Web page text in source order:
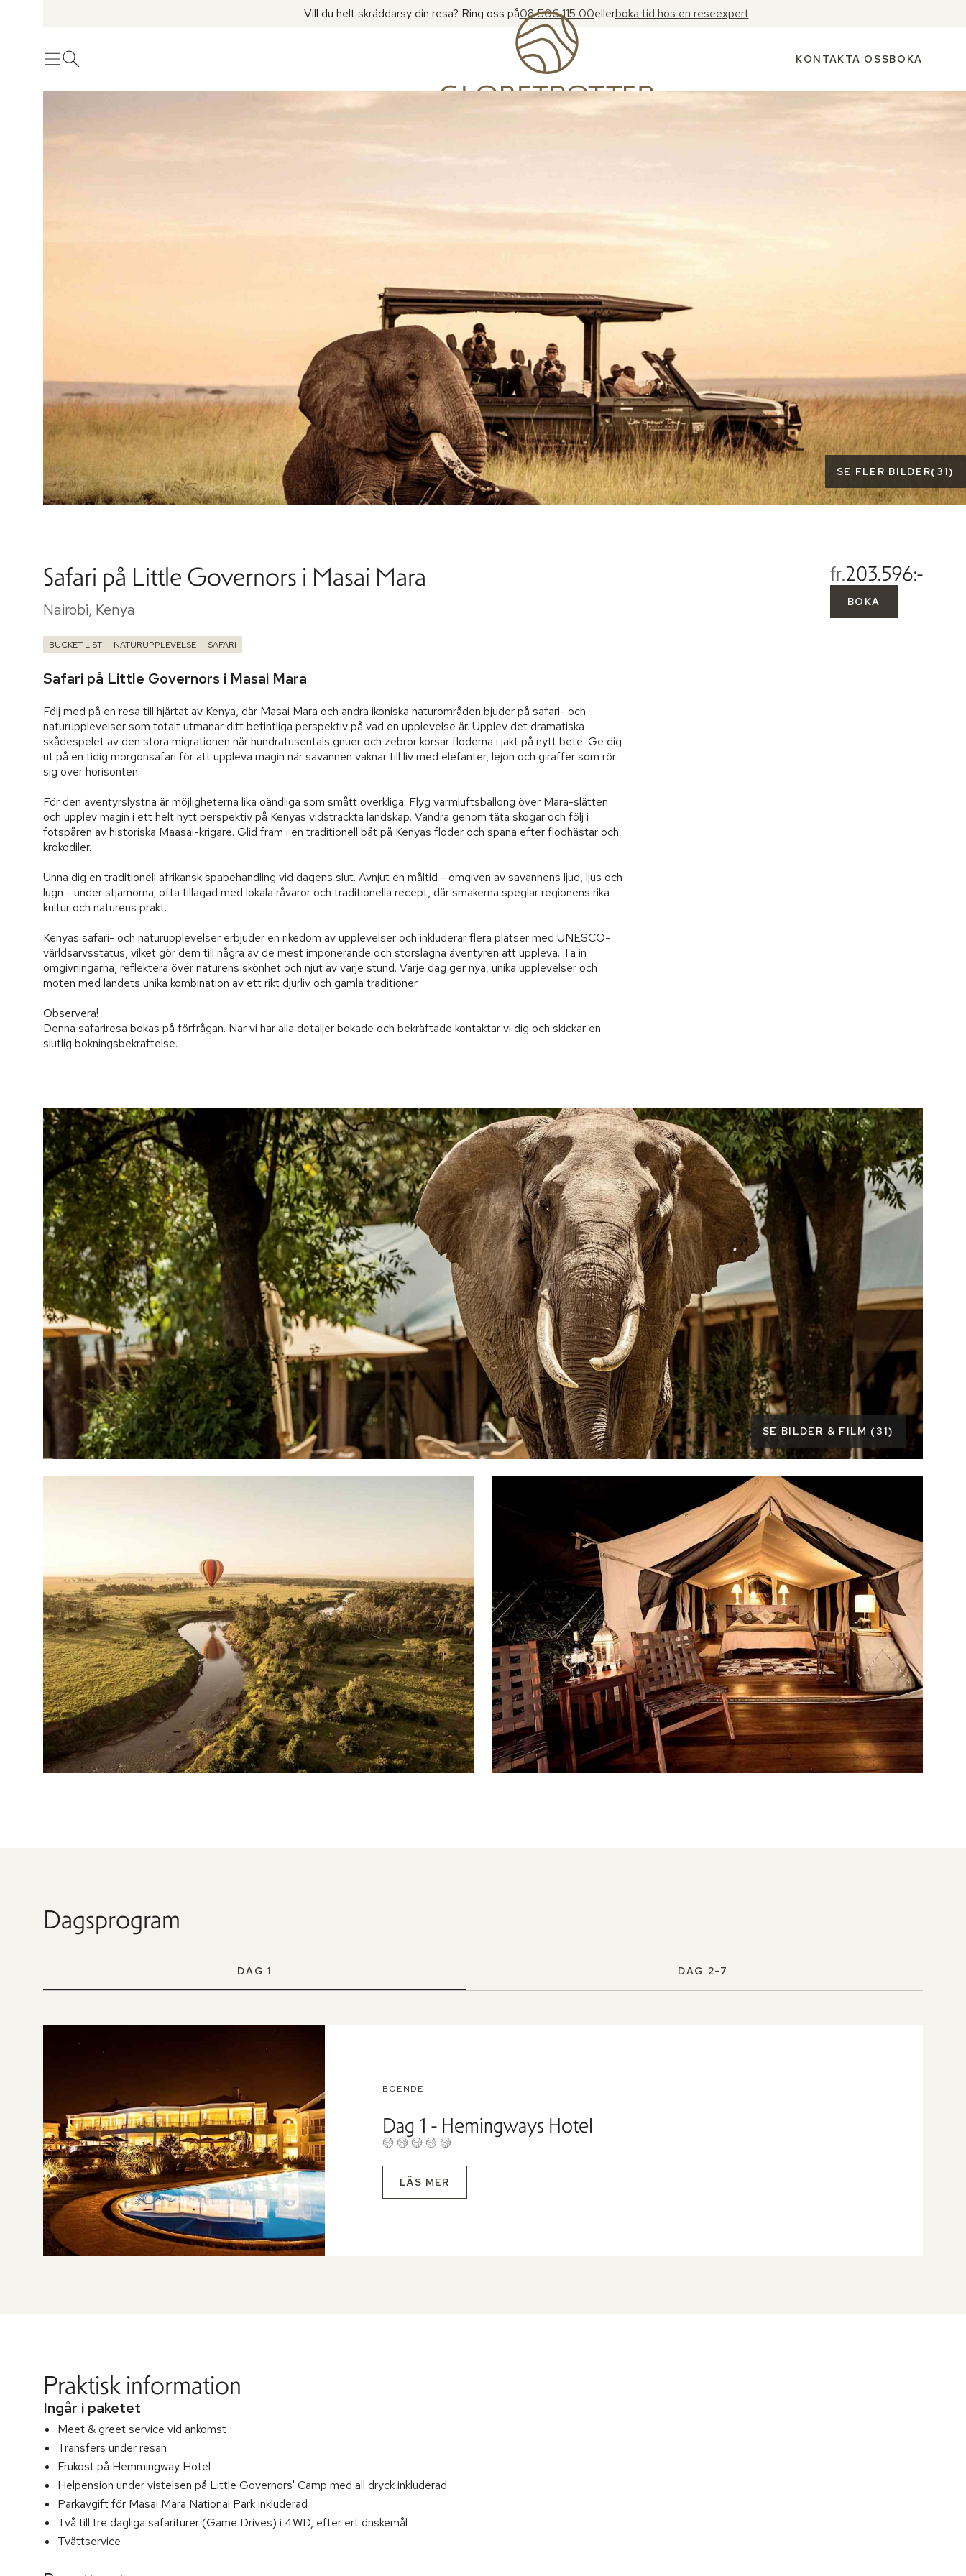
Vill du helt skräddarsy din resa? Ring oss på08 506 115 00ellerboka tid hos en reseexpert
MenyÖppna sök KONTAKTA OSSBOKA
SE FLER BILDER( 31)
Safari på Little Governors i Masai Mara
Nairobi, Kenya
BUCKET LIST NATURUPPLEVELSE SAFARI
fr.203.596:-
BOKA
Safari på Little Governors i Masai Mara
Följ med på en resa till hjärtat av Kenya, där Masai Mara och andra ikoniska naturområden bjuder på safari- och
naturupplevelser som totalt utmanar ditt befintliga perspektiv på vad en upplevelse är. Upplev det dramatiska
skådespelet av den stora migrationen när hundratusentals gnuer och zebror korsar floderna i jakt på nytt bete. Ge dig
ut på en tidig morgonsafari för att uppleva magin när savannen vaknar till liv med elefanter, lejon och giraffer som rör
sig över horisonten.
För den äventyrslystna är möjligheterna lika oändliga som smått overkliga: Flyg varmluftsballong över Mara-slätten
och upplev magin i ett helt nytt perspektiv på Kenyas vidsträckta landskap. Vandra genom täta skogar och följ i
fotspåren av historiska Maasai-krigare. Glid fram i en traditionell båt på Kenyas floder och spana efter flodhästar och
krokodiler.
Unna dig en traditionell afrikansk spabehandling vid dagens slut. Avnjut en måltid - omgiven av savannens ljud, ljus och
lugn - under stjärnorna; ofta tillagad med lokala råvaror och traditionella recept, där smakerna speglar regionens rika
kultur och naturens prakt.
Kenyas safari- och naturupplevelser erbjuder en rikedom av upplevelser och inkluderar flera platser med UNESCO-
världsarvsstatus, vilket gör dem till några av de mest imponerande och storslagna äventyren att uppleva. Ta in
omgivningarna, reflektera över naturens skönhet och njut av varje stund. Varje dag ger nya, unika upplevelser och
möten med landets unika kombination av ett rikt djurliv och gamla traditioner.
Observera!
Denna safariresa bokas på förfrågan. När vi har alla detaljer bokade och bekräftade kontaktar vi dig och skickar en
slutlig bokningsbekräftelse.
SE BILDER & FILM (31)
Dagsprogram
DAG 1 DAG 2-7
BOENDE
Dag 1 - Hemingways Hotel
LÄS MER
Praktisk information
Ingår i paketet
Meet & greet service vid ankomst
Transfers under resan
Frukost på Hemmingway Hotel
Helpension under vistelsen på Little Governors' Camp med all dryck inkluderad
Parkavgift för Masai Mara National Park inkluderad
Två till tre dagliga safariturer (Game Drives) i 4WD, efter ert önskemål
Tvättservice